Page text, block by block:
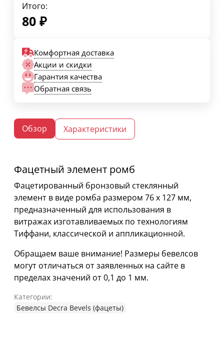
Итого:
80 ₽
Комфортная доставка
Акции и скидки
Гарантия качества
Обратная связь
Обзор Характеристики
Фацетный элемент ромб
Фацетированный бронзовый стеклянный
элемент в виде ромба размером 76 х 127 мм,
предназначенный для использования в
витражах изготавливаемых по технологиям
Тиффани, классической и аппликационной.
Обращаем ваше внимание! Размеры бевелсов
могут отличаться от заявленных на сайте в
пределах значений от 0,1 до 1 мм.
Категории:
Бевелсы Decra Bevels (фацеты)